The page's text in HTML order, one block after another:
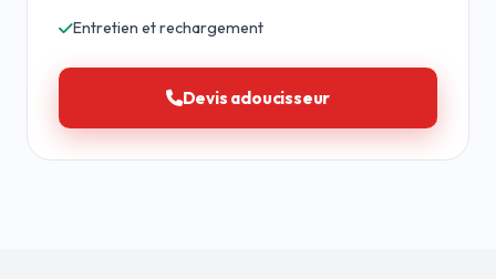
Entretien et rechargement
Devis adoucisseur